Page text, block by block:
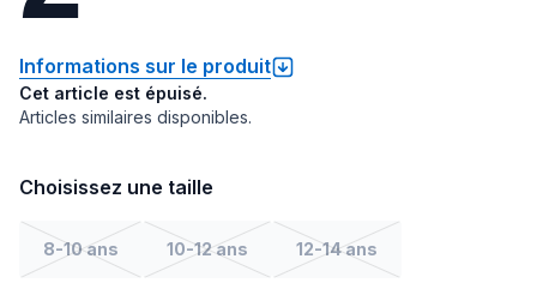
Informations sur le produit
Cet article est épuisé.
Articles similaires disponibles.
Choisissez une taille
8-10 ans 10-12 ans 12-14 ans